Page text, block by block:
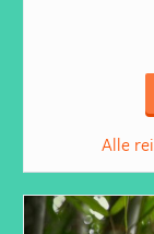
Alle